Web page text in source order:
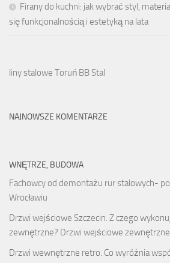
Firany do kuchni: jak wybrać styl,
się funkcjonalnością i estetyką na lata
liny stalowe Toruń BB Stal
NAJNOWSZE KOMENTARZE
WNĘTRZE, BUDOWA
Fachowcy od demontażu rur stalowych-
Wrocławiu
Drzwi wejściowe Szczecin. Z czego
zewnętrzne? Drzwi wejściowe
Drzwi wewnętrzne retro. Co wyróżnia